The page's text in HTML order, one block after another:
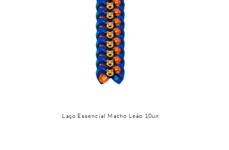
Laço Essencial Macho Leão 10un